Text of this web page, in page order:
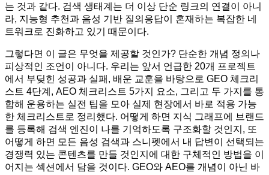
는 것과 같다. 검색 생태계는 더 이상 단순 링크의 연결이 아니
라, 지능형 추천과 음성 기반 질의응답이 혼재하는 복잡한 네
트워크로 진화하고 있기 때문이다.
그렇다면 이 글은 무엇을 제공할 것인가? 단순한 개념 정의나
피상적인 조언이 아니다. 우리는 앞서 언급한 20개 프로젝트
에서 부딪힌 성공과 실패, 배운 교훈을 바탕으로 GEO 체크리
스트 4단계, AEO 체크리스트 5가지 요소, 그리고 두 가지를 통
합해 운용하는 실전 팁을 모아 실제 현장에서 바로 적용 가능
한 체크리스트로 정리했다. 어떻게 하면 지식 그래프에 브랜드
를 등록해 검색 엔진이 나를 기억하도록 구조화할 것인지, 또
어떻게 하면 모든 음성 검색과 스니펫에서 내 답변이 선택되는
경쟁력 있는 콘텐츠를 만들 것인지에 대한 구체적인 방법을 이
어지는 섹션에서 담을 것이다. GEO와 AEO를 개념이 아닌 바